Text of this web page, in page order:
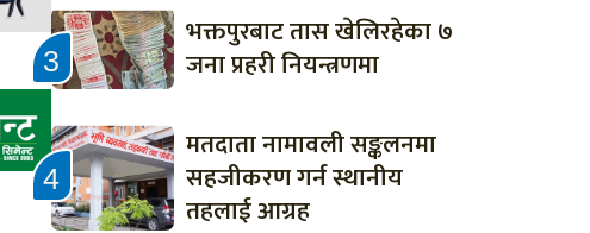
भक्तपुरबाट तास खेलिरहेका ७
जना प्रहरी नियन्त्रणमा
मतदाता नामावली सङ्कलनमा
सहजीकरण गर्न स्थानीय
तहलाई आग्रह